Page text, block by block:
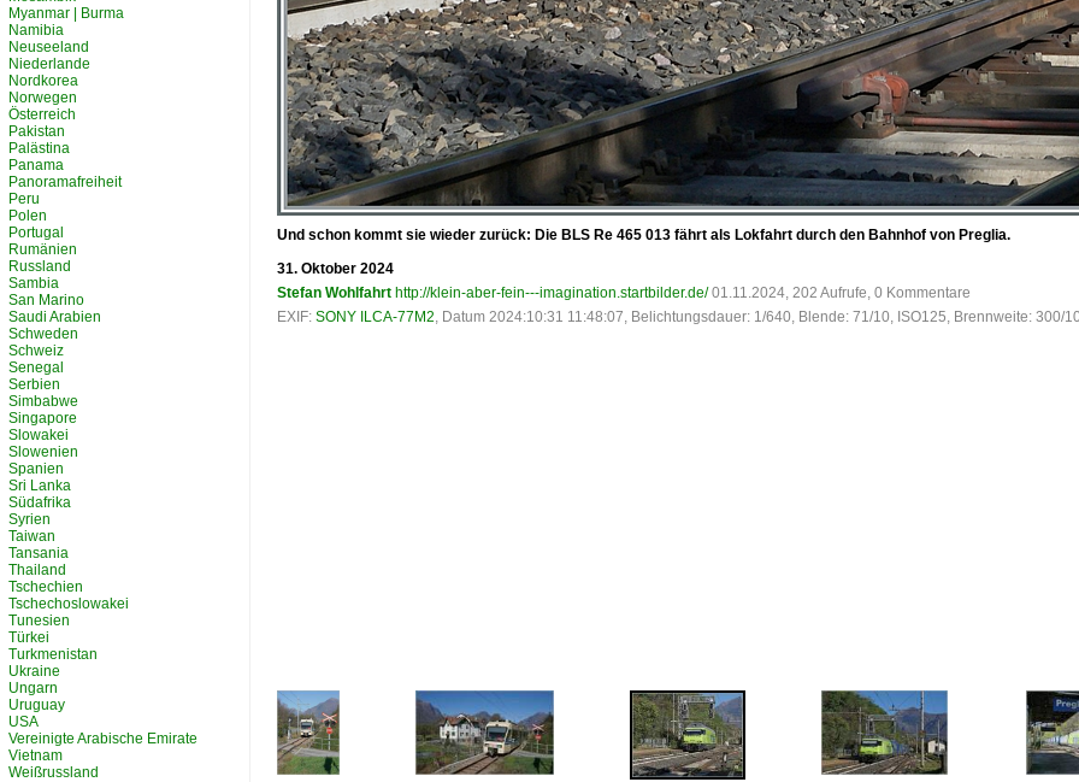
Und schon kommt sie wieder zurück: Die BLS Re 465 013 fährt als Lokfahrt durch den Bahnhof von Preglia.
31. Oktober 2024
Stefan Wohlfahrt http://klein-aber-fein---imagination.startbilder.de/ 01.11.2024, 202 Aufrufe, 0 Kommentare
EXIF: SONY ILCA-77M2, Datum 2024:10:31 11:48:07, Belichtungsdauer: 1/640, Blende: 71/10, ISO125, Brennweite: 300/
Myanmar | Burma
Namibia
Neuseeland
Niederlande
Nordkorea
Norwegen
Österreich
Pakistan
Palästina
Panama
Panoramafreiheit
Peru
Polen
Portugal
Rumänien
Russland
Sambia
San Marino
Saudi Arabien
Schweden
Schweiz
Senegal
Serbien
Simbabwe
Singapore
Slowakei
Slowenien
Spanien
Sri Lanka
Südafrika
Syrien
Taiwan
Tansania
Thailand
Tschechien
Tschechoslowakei
Tunesien
Türkei
Turkmenistan
Ukraine
Ungarn
Uruguay
USA
Vereinigte Arabische Emirate
Vietnam
Weißrussland